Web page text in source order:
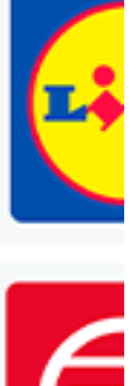
gazetkę
Blix!
aktualna